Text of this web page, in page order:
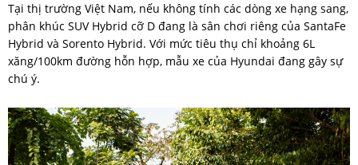
Tại thị trường Việt Nam, nếu không tính các dòng xe hạng sang,
phân khúc SUV Hybrid cỡ D đang là sân chơi riêng của SantaFe
Hybrid và Sorento Hybrid. Với mức tiêu thụ chỉ khoảng 6L
xăng/100km đường hỗn hợp, mẫu xe của Hyundai đang gây sự
chú ý.